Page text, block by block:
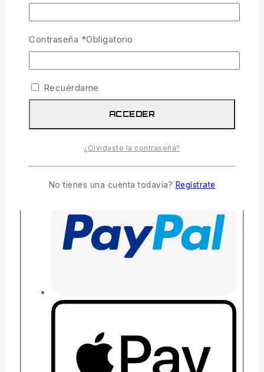
Contraseña *Obligatorio
Recuérdame
ACCEDER
¿Olvidaste la contraseña?
No tienes una cuenta todavía? Regístrate